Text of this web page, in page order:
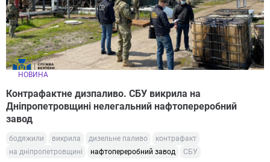
НОВИНА
Контрафактне дизпаливо. СБУ викрила на
Дніпропетровщині нелегальний нафтопереробний
завод
бодяжили викрила дизельне паливо
контрафакт
на дніпропетровщині
нафтопереробний завод СБУ